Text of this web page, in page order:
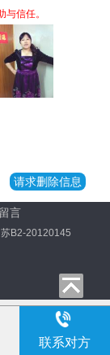
信任。
请求删除信息
留言
B2-20120145
联系对方